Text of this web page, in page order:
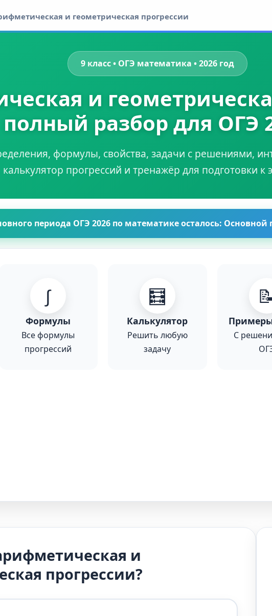
и геометрическая прогрессии
9 класс • ОГЭ математика • 2026 год
и
полный разбор для ОГЭ
формулы, свойства, задачи с решениями,
калькулятор прогрессий и тренажёр для подготовки к
периода ОГЭ 2026 по математике осталось: Основной
∫
Формулы
Все формулы
прогрессий
🧮
Калькулятор
Решить любую
задачу
С
и
прогрессии?